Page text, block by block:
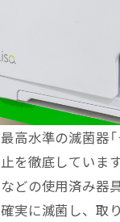
高水準の滅菌器
を徹底しています
どの使用済み器
実に滅菌し、取